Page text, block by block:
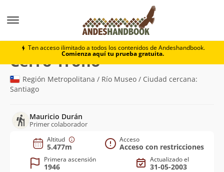
Ten acceso ilimitado a todos los contenidos de Andeshandbook.
Comienza aquí tu prueba gratuita.
Cerro Trono
Cerro Trono(5.477m)
Región Metropolitana / Río Museo / Ciudad cercana:
Santiago
Mauricio Durán
Primer colaborador
Altitud
5.477m
Acceso
Acceso con restricciones
Primera ascensión
1946
Actualizado el
31-05-2003